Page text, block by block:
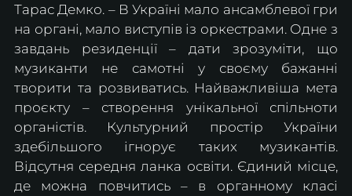
Тарас Демко. – В Україні мало ансамблевої гри
на органі, мало виступів із оркестрами. Одне з
завдань резиденції – дати зрозуміти, що
музиканти не самотні у своєму бажанні
творити та розвиватись. Найважливіша мета
проєкту – створення унікальної спільноти
органістів. Культурний простір України
здебільшого ігнорує таких музикантів.
Відсутня середня ланка освіти. Єдиний місце,
де можна повчитись – в органному класі